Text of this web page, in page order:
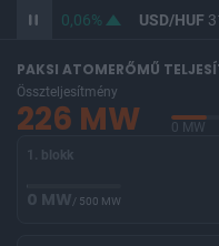
365,63 0,06% USD/HUF
PAKSI ATOMERŐMŰ
Összteljesítmény
226 MW 0 MW
1. blokk
0 MW/ 500 MW